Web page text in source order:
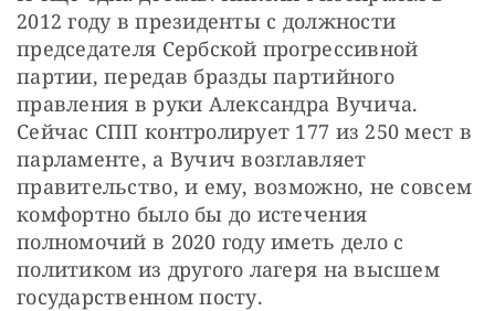
2012 году в президенты с должности
председателя Сербской прогрессивной
партии, передав бразды партийного
правления в руки Александра Вучича.
Сейчас СПП контролирует 177 из 250 мест в
парламенте, а Вучич возглавляет
правительство, и ему, возможно, не совсем
комфортно было бы до истечения
полномочий в 2020 году иметь дело с
политиком из другого лагеря на высшем
государственном посту.